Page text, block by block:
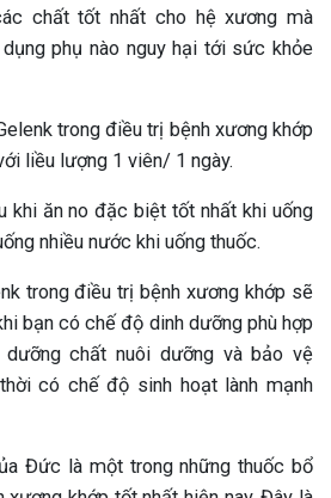
chất tốt nhất cho hệ xương mà
phụ nào nguy hại tới sức khỏe
trong điều trị bệnh xương khớp
liều lượng 1 viên/ 1 ngày.
khi ăn no đặc biệt tốt nhất khi uống
nhiều nước khi uống thuốc.
trong điều trị bệnh xương khớp sẽ
bạn có chế độ dinh dưỡng phù hợp
chất nuôi dưỡng và bảo vệ
có chế độ sinh hoạt lành mạnh
Đức là một trong những thuốc bổ